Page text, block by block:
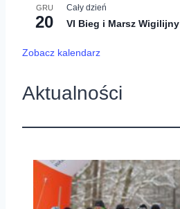
GRU
20
Cały dzień
VI Bieg i Marsz Wigilijny
Zobacz kalendarz
Aktualności